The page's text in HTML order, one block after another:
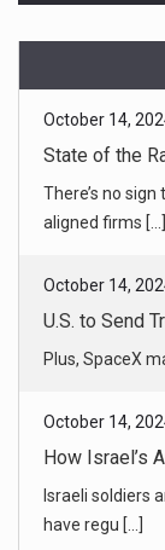
October 14,
U.S. to Send
Plus, SpaceX
How Israel’s
Israeli soldiers
have regu [...]
October 14,
Israeli Jets
The strike,
militant group